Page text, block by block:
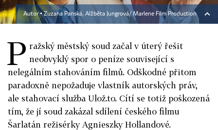
Autor ▪Zuzana Panská, Alžběta Jungrová/ Marlene Film Production
P ražský městský soud začal v úterý řešit
neobvyklý spor o peníze související s
nelegálním stahováním filmů. Odškodné přitom
paradoxně nepožaduje vlastník autorských práv,
ale stahovací služba Ulož.to. Cítí se totiž poškozená
tím, že jí soud zakázal sdílení českého filmu
Šarlatán režisérky Agnieszky Hollandové.